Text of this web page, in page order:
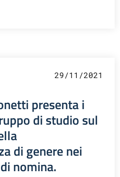
29/11/2021
presenta i
di studio sul
di genere nei
nomina.